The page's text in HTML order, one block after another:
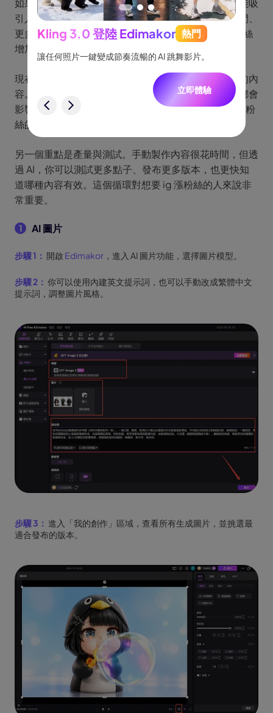
引人停下來看的圖片和影片，通常能帶來更高觀看時間、
更多互動，以及更大的觸及，這些都會直接影響 IG 粉絲
增加。
現在不是單純發文就夠了，而是要做出能讓人停下來的內
容。精緻圖片、吸引人的短影片、穩定的視覺風格，都會
影響追蹤意願。搭配 AI 製作內容，也能讓免費增加 IG 粉
絲的流程更有效率。
另一個重點是產量與測試。手動製作內容很花時間，但透
過 AI，你可以測試更多點子、發布更多版本，也更快知
道哪種內容有效。這個循環對想要 ig 漲粉絲的人來說非
常重要。
1 AI 圖片
步驟 1： 開啟 Edimakor ，進入 AI 圖片功能，選擇圖片模型。
步驟 2： 你可以使用內建英文提示詞，也可以手動改成繁體中文
提示詞，調整圖片風格。
步驟 3： 進入「我的創作」區域，查看所有生成圖片，並挑選最
適合發布的版本。
隨，
Kling 3.0 登陸 Edimakor 熱門
讓任何照片一鍵變成節奏流暢的 AI 跳舞影片。
立即體驗
一致